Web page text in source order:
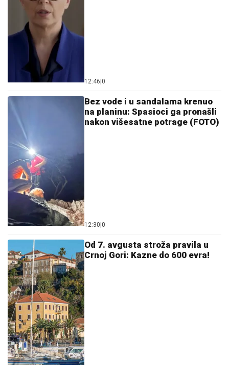
12:46 0
Bez vode i u sandalama krenuo
na planinu: Spasioci ga pronašli
nakon višesatne potrage (FOTO)
12:30 0
Od 7. avgusta stroža pravila u
Crnoj Gori: Kazne do 600 evra!